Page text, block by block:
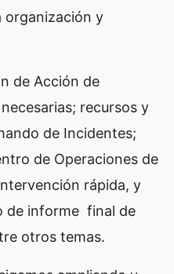
organización y
de Acción de
recursos y
de Incidentes;
de Operaciones de
rápida, y
de informe final de
otros temas.